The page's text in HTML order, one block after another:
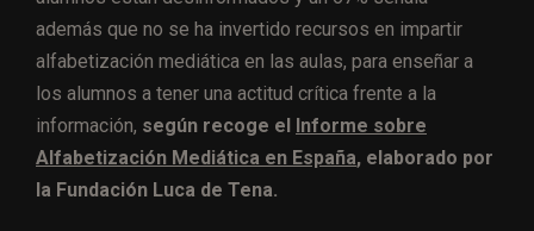
además que no se ha invertido recursos en impartir
alfabetización mediática en las aulas, para enseñar a
los alumnos a tener una actitud crítica frente a la
información, según recoge el Informe sobre
Alfabetización Mediática en España, elaborado por
la Fundación Luca de Tena.